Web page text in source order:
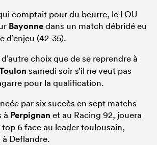
comptait pour du beurre, le LOU
Bayonnedans un match débridé eu
d’enjeu (42-35).
d’autre choix que de se reprendre à
samedi soir s’il ne veut pas
pour la qualification.
par six succès en sept matchs
à Perpignan et au Racing 92, jouera
top 6 face au leader toulousain,
à Deflandre.